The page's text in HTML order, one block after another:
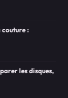
:
les disques,